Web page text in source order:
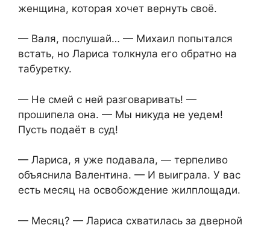
женщина, которая хочет вернуть своё.
— Валя, послушай… — Михаил попытался
встать, но Лариса толкнула его обратно на
табуретку.
— Не смей с ней разговаривать! —
прошипела она. — Мы никуда не уедем!
Пусть подаёт в суд!
— Лариса, я уже подавала, — терпеливо
объяснила Валентина. — И выиграла. У вас
есть месяц на освобождение жилплощади.
— Месяц? — Лариса схватилась за дверной